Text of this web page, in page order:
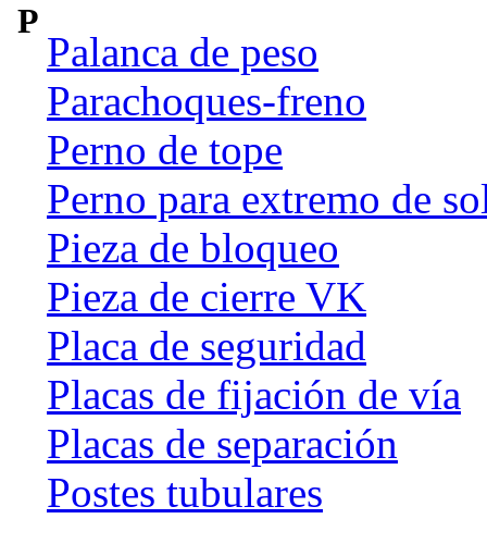
P
Palanca de peso
Parachoques-freno
Perno de tope
Perno para extremo de
Pieza de bloqueo
Pieza de cierre VK
Placa de seguridad
Placas de fijación de vía
Placas de separación
Postes tubulares